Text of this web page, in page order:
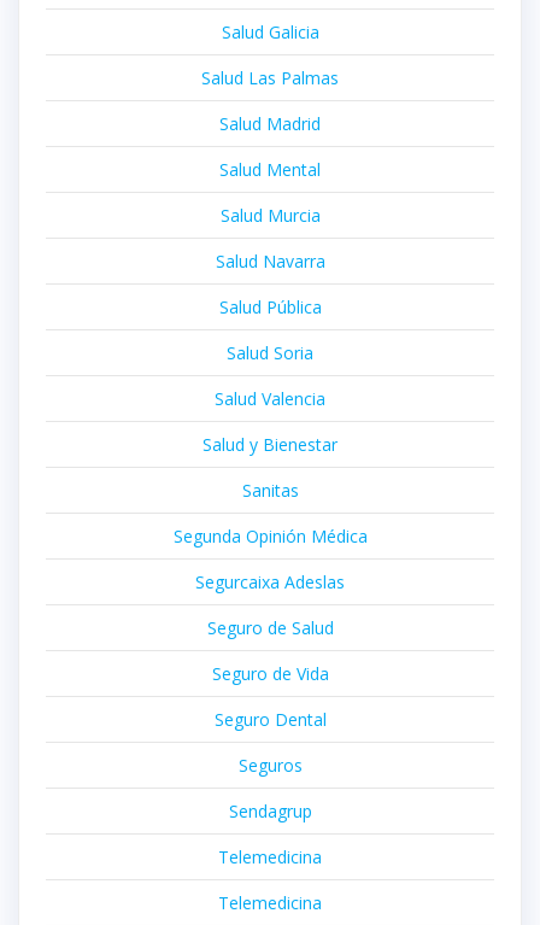
Salud Galicia
Salud Las Palmas
Salud Madrid
Salud Mental
Salud Murcia
Salud Navarra
Salud Pública
Salud Soria
Salud Valencia
Salud y Bienestar
Sanitas
Segunda Opinión Médica
Segurcaixa Adeslas
Seguro de Salud
Seguro de Vida
Seguro Dental
Seguros
Sendagrup
Telemedicina
Telemedicina